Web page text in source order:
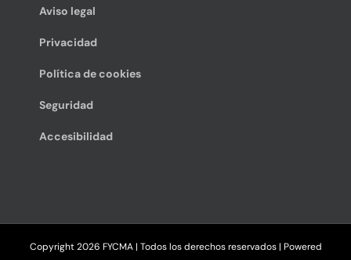
Aviso legal
Privacidad
Política de cookies
Seguridad
Accesibilidad
Copyright2026 FYCMA | Todos los derechos reservados | Powered